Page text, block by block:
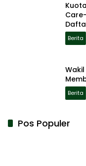
Berita
Berita
Pos Populer